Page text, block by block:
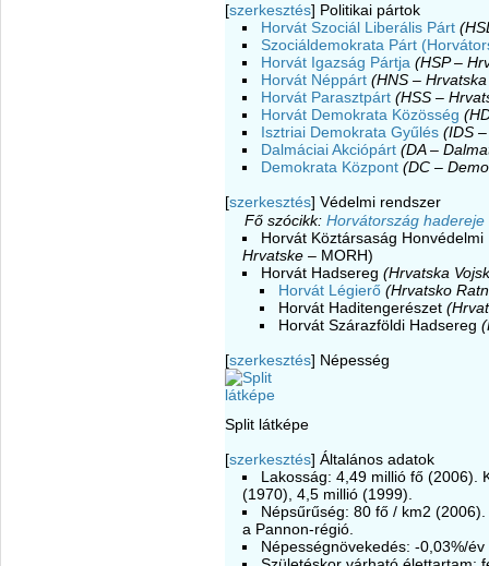
[szerkesztés] Politikai pártok
Horvát Szociál Liberális Párt
Szociáldemokrata Párt
Horvát Igazság Pártja (HSP –
Horvát Néppárt (HNS –
Horvát Parasztpárt (HSS –
Horvát Demokrata Közösség
Isztriai Demokrata Gyűlés (IDS
Dalmáciai Akciópárt (DA –
Demokrata Központ (DC –
[szerkesztés] Védelmi rendszer
Fő szócikk: Horvátország hadereje
Horvát Köztársaság
Hrvatske – MORH)
Horvát Hadsereg (Hrvatska
Horvát Légierő (Hrvatsko
Horvát Haditengerészet
Horvát Szárazföldi Hadsereg
[szerkesztés] Népesség
Split látképe
[szerkesztés] Általános adatok
Lakosság: 4,49 millió fő (2006).
(1970), 4,5 millió (1999).
Népsűrűség: 80 fő / km2
a Pannon-régió.
Népességnövekedés: -0,03%/